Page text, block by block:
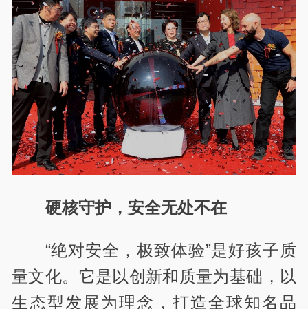
硬核守护，安全无处不在
“绝对安全，极致体验”是好孩子质
量文化。它是以创新和质量为基础，以
生态型发展为理念，打造全球知名品